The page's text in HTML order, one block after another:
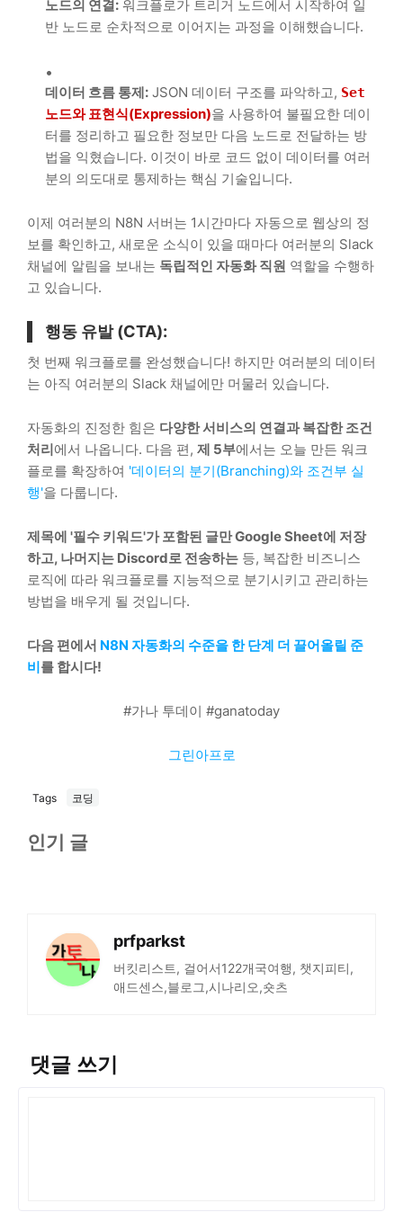
노드의 연결: 워크플로가 트리거 노드에서 시작하여 일
반 노드로 순차적으로 이어지는 과정을 이해했습니다.
데이터 흐름 통제: JSON 데이터 구조를 파악하고, Set
노드와 표현식(Expression)을 사용하여 불필요한 데이
터를 정리하고 필요한 정보만 다음 노드로 전달하는 방
법을 익혔습니다. 이것이 바로 코드 없이 데이터를 여러
분의 의도대로 통제하는 핵심 기술입니다.
이제 여러분의 N8N 서버는 1시간마다 자동으로 웹상의 정
보를 확인하고, 새로운 소식이 있을 때마다 여러분의 Slack
채널에 알림을 보내는 독립적인 자동화 직원 역할을 수행하
고 있습니다.
행동 유발 (CTA):
첫 번째 워크플로를 완성했습니다! 하지만 여러분의 데이터
는 아직 여러분의 Slack 채널에만 머물러 있습니다.
자동화의 진정한 힘은 다양한 서비스의 연결과 복잡한 조건
처리에서 나옵니다. 다음 편, 제 5부에서는 오늘 만든 워크
플로를 확장하여 '데이터의 분기(Branching)와 조건부 실
행'을 다룹니다.
제목에 '필수 키워드'가 포함된 글만 Google Sheet에 저장
하고, 나머지는 Discord로 전송하는 등, 복잡한 비즈니스
로직에 따라 워크플로를 지능적으로 분기시키고 관리하는
방법을 배우게 될 것입니다.
다음 편에서 N8N 자동화의 수준을 한 단계 더 끌어올릴 준
비를 합시다!
#가나 투데이 #ganatoday
그린아프로
Tags 코딩
인기 글
prfparkst
버킷리스트, 걸어서122개국여행, 챗지피티,
애드센스,블로그,시나리오,숏츠
댓글 쓰기